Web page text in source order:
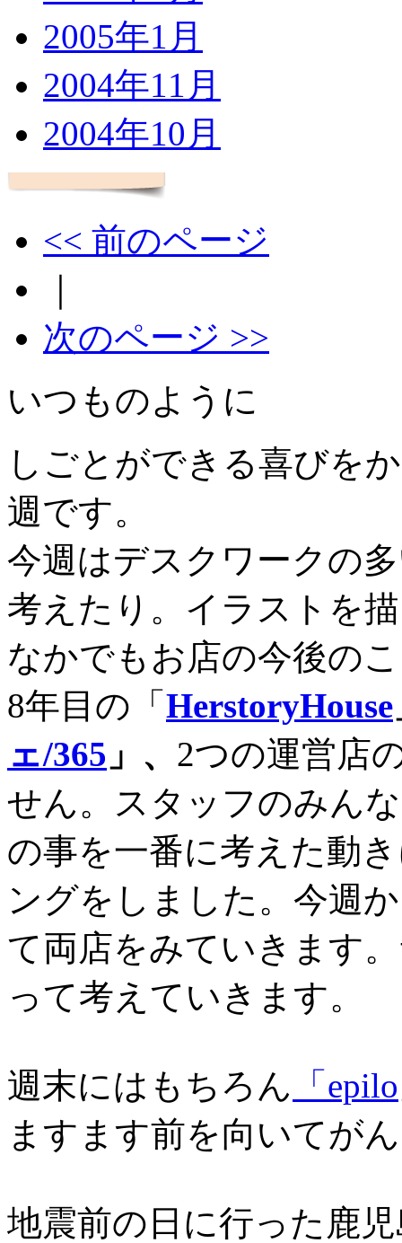
2005年1月
2004年11月
2004年10月
<< 前のページ
次のページ >>
いつものように
しごとができる喜びを
週です。
今週はデスクワークの
考えたり。イラストを
なかでもお店の今後の
8年目の「 HerstoryHouse
ェ/365 」、 2つの運営店
せん。スタッフのみん
の事を一番に考えた動
ングをしました。今週
て両店をみていきます
って考えていきます。
週末にはもちろん 「epilo
ますます前を向いてが
地震前の日に行った鹿